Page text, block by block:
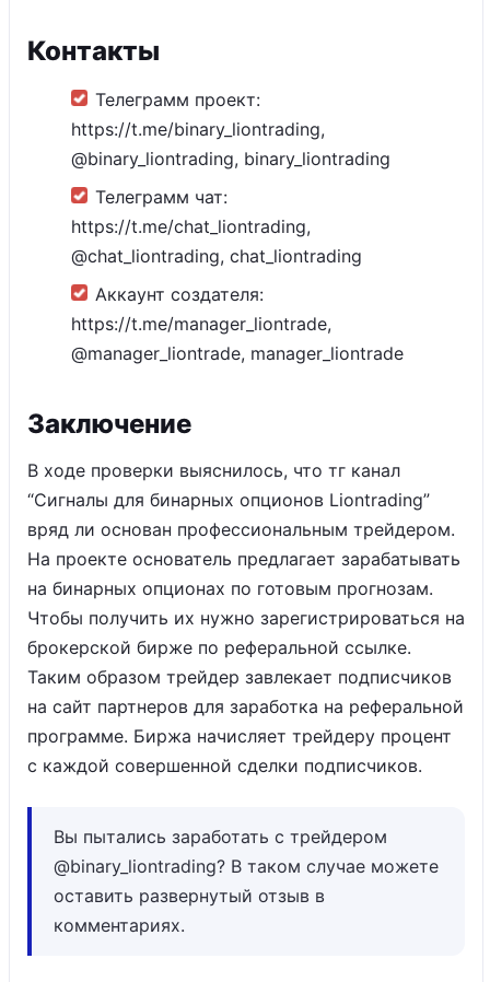
Контакты
Телеграмм проект:
https://t.me/binary_liontrading,
@binary_liontrading, binary_liontrading
Телеграмм чат:
https://t.me/chat_liontrading,
@chat_liontrading, chat_liontrading
Аккаунт создателя:
https://t.me/manager_liontrade,
@manager_liontrade, manager_liontrade
Заключение
В ходе проверки выяснилось, что тг канал
“Сигналы для бинарных опционов Liontrading”
вряд ли основан профессиональным трейдером.
На проекте основатель предлагает зарабатывать
на бинарных опционах по готовым прогнозам.
Чтобы получить их нужно зарегистрироваться на
брокерской бирже по реферальной ссылке.
Таким образом трейдер завлекает подписчиков
на сайт партнеров для заработка на реферальной
программе. Биржа начисляет трейдеру процент
с каждой совершенной сделки подписчиков.
Вы пытались заработать с трейдером
@binary_liontrading? В таком случае можете
оставить развернутый отзыв в
комментариях.